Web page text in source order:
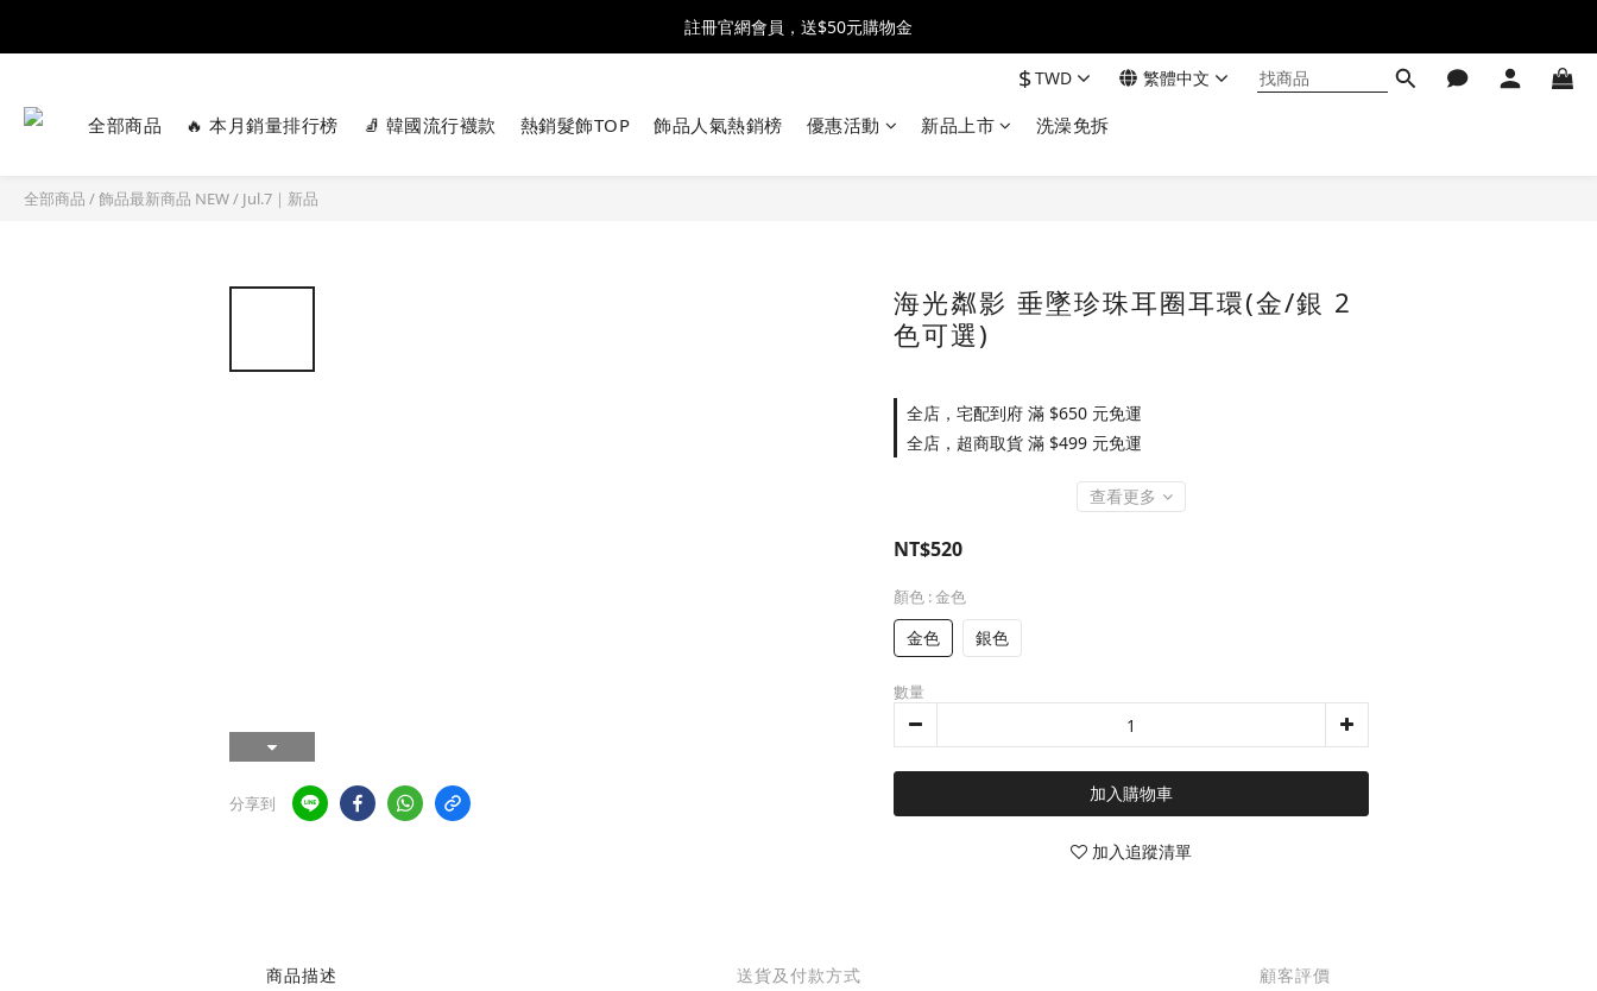
全館消費滿$2500 贈 ♡ 冰淇淋提霸杯 ♡
註冊官網會員，送$50元購物金
$TWD 繁體中文
全部商品 🔥 本月銷量排行榜 🧦 韓國流行襪款 熱銷髮飾TOP 飾品人氣熱銷榜 優惠活動 新品上市 洗澡免拆
全部商品 /飾品最新商品 NEW/ Jul.7｜新品
分享到
海光粼影 垂墜珍珠耳圈耳環(金/銀 2
色可選)
全店，宅配到府 滿 $650 元免運
全店，超商取貨 滿 $499 元免運
查看更多
NT$520
顏色 : 金色
金色 銀色
數量
加入購物車
加入追蹤清單
商品描述 送貨及付款方式 顧客評價